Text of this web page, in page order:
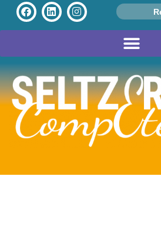
Search
for: